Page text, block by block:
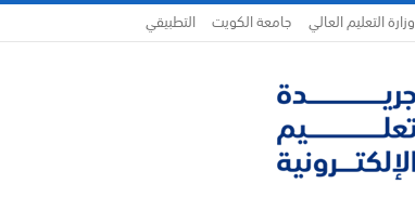
وزارة التعليم العالي جامعة الكويت التطبيقي